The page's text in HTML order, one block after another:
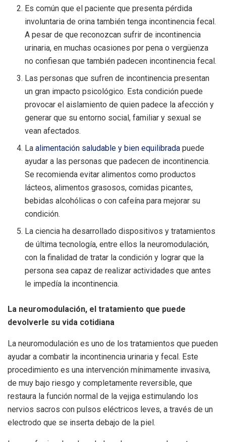
Es común que el paciente que presenta pérdida
involuntaria de orina también tenga incontinencia fecal.
A pesar de que reconozcan sufrir de incontinencia
urinaria, en muchas ocasiones por pena o vergüenza
no confiesan que también padecen incontinencia fecal.
Las personas que sufren de incontinencia presentan
un gran impacto psicológico. Esta condición puede
provocar el aislamiento de quien padece la afección y
generar que su entorno social, familiar y sexual se
vean afectados.
Laalimentación saludable y bien equilibrada puede
ayudar a las personas que padecen de incontinencia.
Se recomienda evitar alimentos como productos
lácteos, alimentos grasosos, comidas picantes,
bebidas alcohólicas o con cafeína para mejorar su
condición.
La ciencia ha desarrollado dispositivos y tratamientos
de última tecnología, entre ellos la neuromodulación,
con la finalidad de tratar la condición y lograr que la
persona sea capaz de realizar actividades que antes
le impedía la incontinencia.
La neuromodulación, el tratamiento que puede
devolverle su vida cotidiana
La neuromodulación es uno de los tratamientos que pueden
ayudar a combatir la incontinencia urinaria y fecal. Este
procedimiento es una intervención mínimamente invasiva,
de muy bajo riesgo y completamente reversible, que
restaura la función normal de la vejiga estimulando los
nervios sacros con pulsos eléctricos leves, a través de un
electrodo que se inserta debajo de la piel.